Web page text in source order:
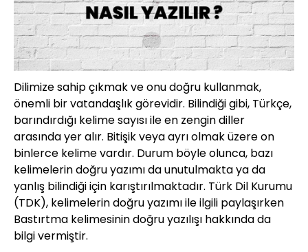
Dilimize sahip çıkmak ve onu doğru kullanmak,
önemli bir vatandaşlık görevidir. Bilindiği gibi, Türkçe,
barındırdığı kelime sayısı ile en zengin diller
arasında yer alır. Bitişik veya ayrı olmak üzere on
binlerce kelime vardır. Durum böyle olunca, bazı
kelimelerin doğru yazımı da unutulmakta ya da
yanlış bilindiği için karıştırılmaktadır. Türk Dil Kurumu
(TDK), kelimelerin doğru yazımı ile ilgili paylaşırken
Bastırtma kelimesinin doğru yazılışı hakkında da
bilgi vermiştir.